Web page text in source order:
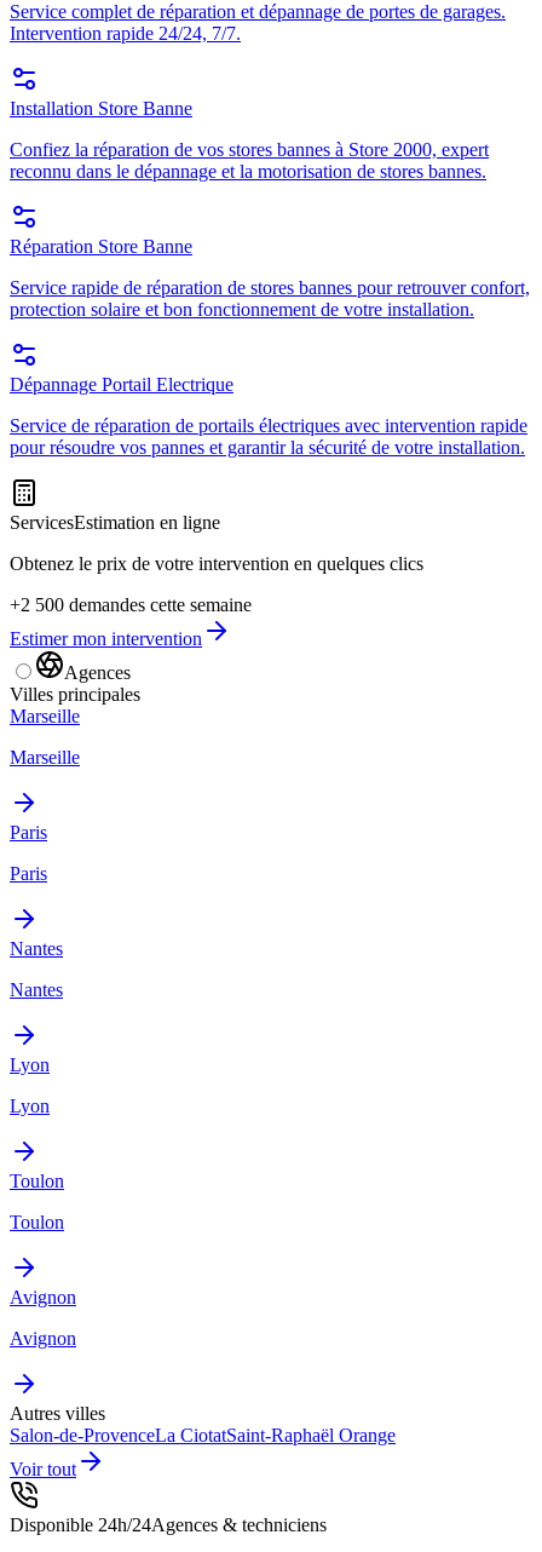
Service complet de réparation et dépannage de portes de garages.
Intervention rapide 24/24, 7/7.
Installation Store Banne
Confiez la réparation de vos stores bannes à Store 2000, expert
reconnu dans le dépannage et la motorisation de stores bannes.
Réparation Store Banne
Service rapide de réparation de stores bannes pour retrouver confort,
protection solaire et bon fonctionnement de votre installation.
Dépannage Portail Electrique
Service de réparation de portails électriques avec intervention rapide
pour résoudre vos pannes et garantir la sécurité de votre installation.
ServicesEstimation en ligne
Obtenez le prix de votre intervention en quelques clics
+2 500 demandes cette semaine
Estimer mon intervention
Agences
Villes principales
Marseille
Marseille
Paris
Paris
Nantes
Nantes
Lyon
Lyon
Toulon
Toulon
Avignon
Avignon
Autres villes
Salon-de-ProvenceLa CiotatSaint-Raphaël Orange
Voir tout
Disponible 24h/24Agences & techniciens